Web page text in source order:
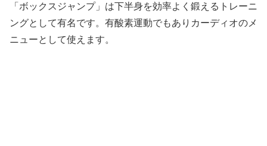
「ボックスジャンプ」は下半身を効率よく鍛えるトレーニ
ングとして有名です。有酸素運動でもありカーディオのメ
ニューとして使えます。